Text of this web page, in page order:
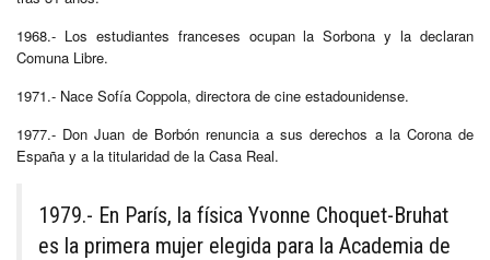
1968.- Los estudiantes franceses ocupan la Sorbona y la declaran
Comuna Libre.
1971.- Nace Sofía Coppola, directora de cine estadounidense.
1977.- Don Juan de Borbón renuncia a sus derechos a la Corona de
España y a la titularidad de la Casa Real.
1979.- En París, la física Yvonne Choquet-Bruhat
es la primera mujer elegida para la Academia de